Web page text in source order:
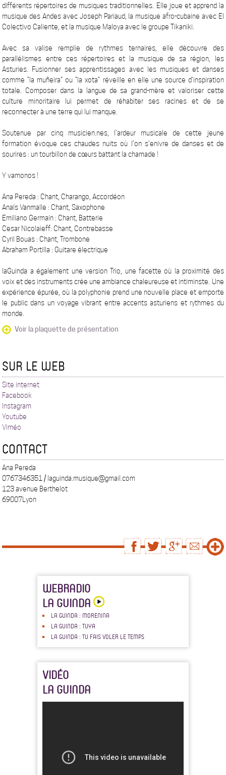
différents répertoires de musiques traditionnelles. Elle joue et apprend la
musique des Andes avec Joseph Pariaud, la musique afro-cubaine avec El
Colectivo Caliente, et la musique Maloya avec le groupe Tikaniki.
Avec sa valise remplie de rythmes ternaires, elle découvre des
parallélismes entre ces répertoires et la musique de sa région, les
Asturies. Fusionner ses apprentissages avec les musiques et danses
comme “la muñeira” ou “la xota” réveille en elle une source d’inspiration
totale. Composer dans la langue de sa grand-mère et valoriser cette
culture minoritaire lui permet de réhabiter ses racines et de se
reconnecter à une terre qui lui manque.
Soutenue par cinq musicien.nes, l’ardeur musicale de cette jeune
formation évoque ces chaudes nuits où l’on s’enivre de danses et de
sourires : un tourbillon de cœurs battant la chamade !
Y vamonos !
Ana Pereda : Chant, Charango, Accordéon
Anaïs Vanmalle : Chant, Saxophone
Emiliano Germain : Chant, Batterie
Cesar Nicolaieff: Chant, Contrebasse
Cyril Bouas : Chant, Trombone
Abraham Portilla : Guitare électrique
laGuinda a également une version Trio, une facette où la proximité des
voix et des instruments crée une ambiance chaleureuse et intiminste. Une
expérience épurée, où la polyphonie prend une nouvelle place et emporte
le public dans un voyage vibrant entre accents asturiens et rythmes du
monde.
Voir la plaquette de présentation
SUR LE WEB
Site internet
Facebook
Instagram
Youtube
Viméo
CONTACT
Ana Pereda
0767346351 / laguinda.musique@gmail.com
123 avenue Berthelot
69007Lyon
WEBRADIO
LA GUINDA
LA GUINDA : MORENINA
LA GUINDA : TUYA
LA GUINDA : TU FAIS VOLER LE TEMPS
VIDÉO
LA GUINDA